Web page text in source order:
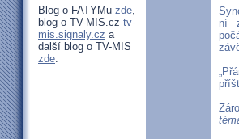
Blog o FATYMu zde,
blog o TV-MIS.cz tv-
mis.signaly.cz a
další blog o TV-MIS
zde.
ní